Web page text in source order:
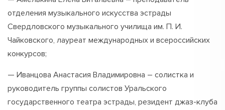
отделения музыкального искусства эстрады
Свердловского музыкального училища им. П. И.
Чайковского, лауреат международных и всероссийских
конкурсов;
— Иванцова Анастасия Владимировна – солистка и
руководитель группы солистов Уральского
государственного театра эстрады, резидент джаз-клуба